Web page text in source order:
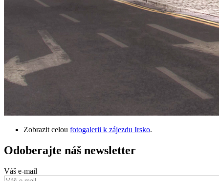
Zobrazit celou fotogalerii k zájezdu Irsko.
Odoberajte náš newsletter
Váš e-mail